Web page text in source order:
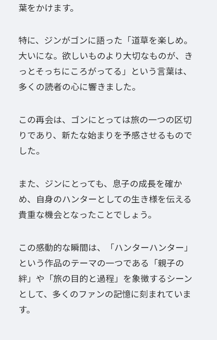
葉をかけます。
特に、ジンがゴンに語った「道草を楽しめ。
大いにな。欲しいものより大切なものが、き
っとそっちにころがってる」という言葉は、
多くの読者の心に響きました。
この再会は、ゴンにとっては旅の一つの区切
りであり、新たな始まりを予感させるもので
した。
また、ジンにとっても、息子の成長を確か
め、自身のハンターとしての生き様を伝える
貴重な機会となったことでしょう。
この感動的な瞬間は、「ハンターハンター」
という作品のテーマの一つである「親子の
絆」や「旅の目的と過程」を象徴するシーン
として、多くのファンの記憶に刻まれていま
す。